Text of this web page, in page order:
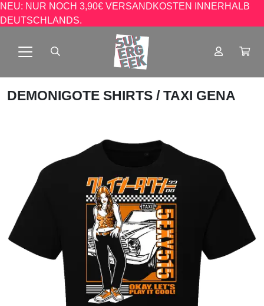
NEU: NUR NOCH 3,90€ VERSANDKOSTEN INNERHALB
DEUTSCHLANDS.
DEMONIGOTE SHIRTS / TAXI GENA